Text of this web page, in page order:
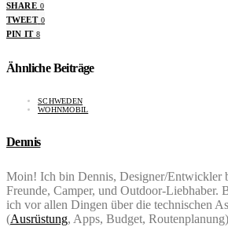
SHARE 0
TWEET 0
PIN IT 8
Ähnliche Beiträge
SCHWEDEN
WOHNMOBIL
Dennis
Moin! Ich bin Dennis, Designer/Entwickler
Freunde, Camper, und Outdoor-Liebhaber.
ich vor allen Dingen über die technischen
(Ausrüstung, Apps, Budget,